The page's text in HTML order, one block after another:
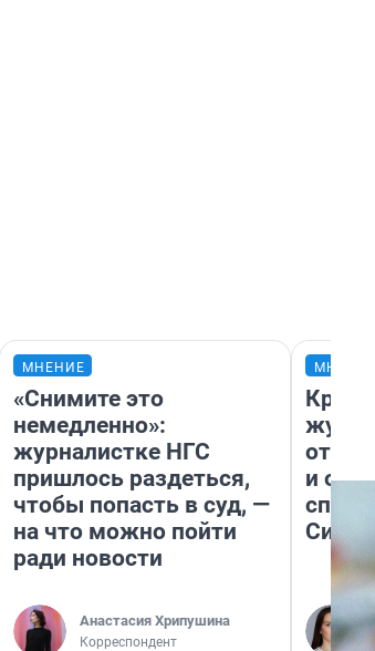
МНЕНИЕ
«Снимите это
немедленно»:
журналистке НГС
пришлось раздеться,
чтобы попасть в суд, —
на что можно пойти
ради новости
Анастасия Хрипушина
Корреспондент
и